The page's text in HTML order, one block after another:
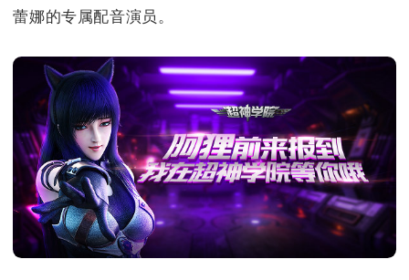
蕾娜的专属配音演员。